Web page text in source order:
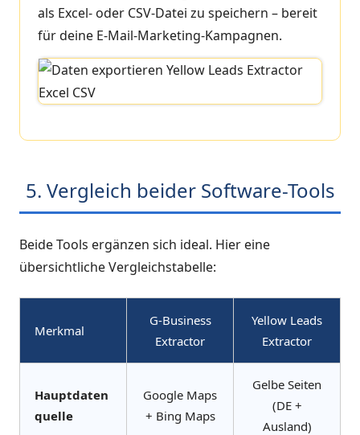
als Excel- oder CSV-Datei zu speichern – bereit
für deine E-Mail-Marketing-Kampagnen.
5. Vergleich beider Software-Tools
Beide Tools ergänzen sich ideal. Hier eine
übersichtliche Vergleichstabelle:
Merkmal
G-Business
Extractor
Yellow Leads
Extractor
Hauptdaten
quelle
Google Maps
+ Bing Maps
Gelbe Seiten
(DE +
Ausland)